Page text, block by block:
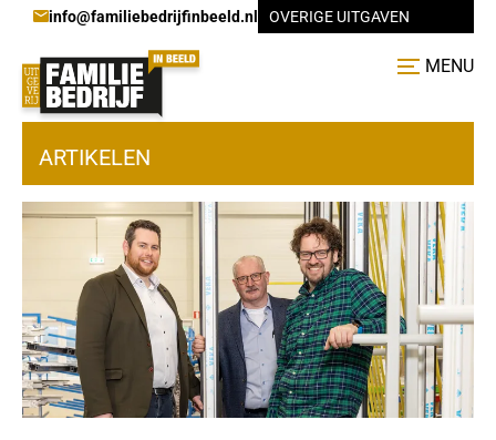
info@familiebedrijfinbeeld.nl OVERIGE UITGAVEN
MENU
ARTIKELEN